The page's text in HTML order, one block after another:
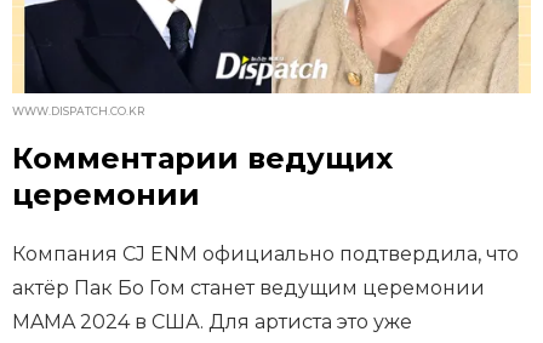
WWW.DISPATCH.CO.KR
Комментарии ведущих
церемонии
Компания CJ ENM официально подтвердила, что
актёр Пак Бо Гом станет ведущим церемонии
MAMA 2024 в США. Для артиста это уже